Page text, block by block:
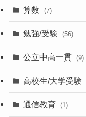
算数 (7)
勉強/受験 (56)
公立中高一貫 (9)
高校生/大学受験
通信教育 (1)